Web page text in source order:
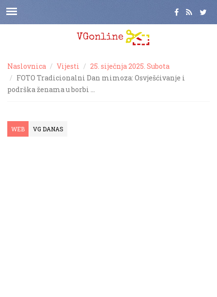
Naslovnica Vijesti
25. siječnja 2025. Subota
FOTO Tradicionalni Dan mimoza: Osvješćivanje i
podrška ženama u borbi …
WEB VG DANAS